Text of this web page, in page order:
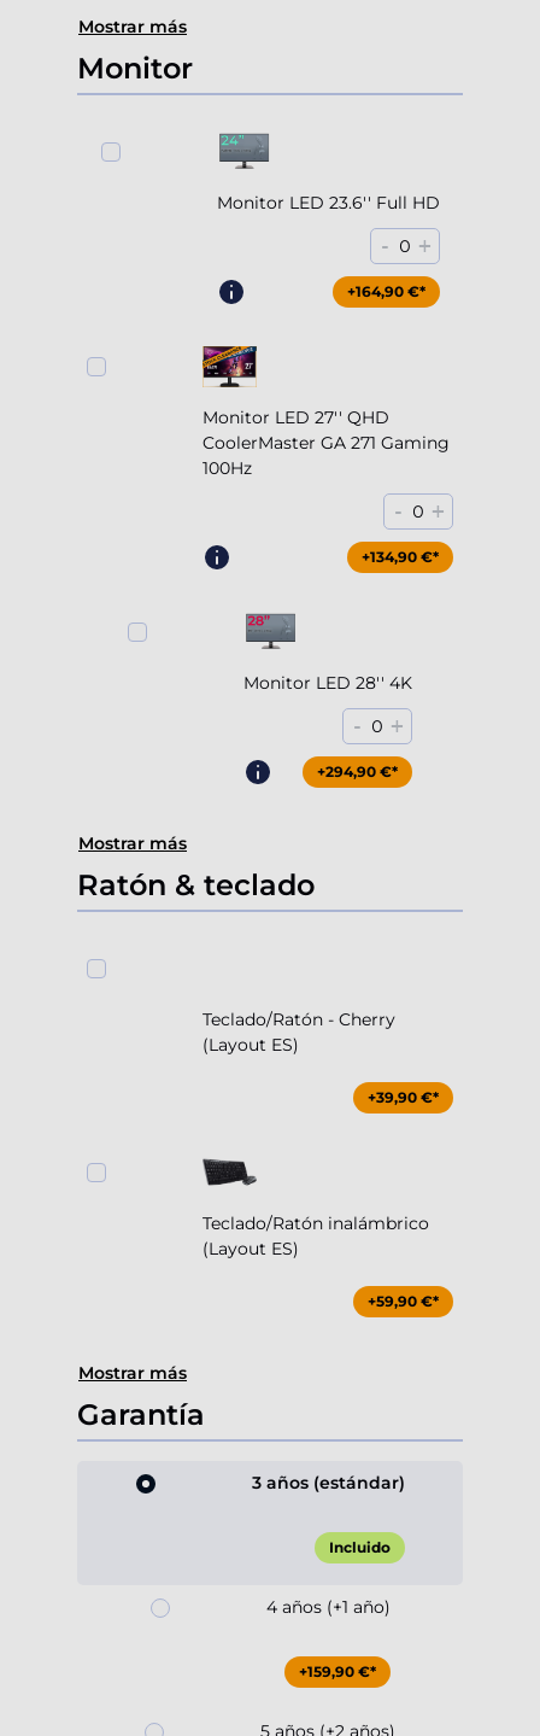
Mostrar más
Monitor
Monitor LED 23.6'' Full HD
- 0 +
+164,90 €*
Monitor LED 27'' QHD
CoolerMaster GA 271 Gaming
100Hz
- 0 +
+204,90 €*
+134,90 €*
Monitor LED 28'' 4K
- 0 +
+294,90 €*
Mostrar más
Ratón & teclado
Teclado/Ratón - Cherry
(Layout ES)
+39,90 €*
Teclado/Ratón inalámbrico
(Layout ES)
+59,90 €*
Mostrar más
Garantía
3 años (estándar)
Incluido
4 años (+1 año)
+159,90 €*